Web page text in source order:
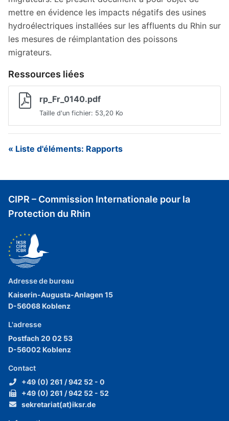
mettre en évidence les impacts négatifs des usines
hydroélectriques installées sur les affluents du Rhin sur
les mesures de réimplantation des poissons
migrateurs.
Ressources liées
rp_Fr_0140.pdf
Taille d'un fichier: 53,20 Ko
« Liste d'éléments: Rapports
CIPR – Commission Internationale pour la
Protection du Rhin
Adresse de bureau
Kaiserin-Augusta-Anlagen 15
D-56068 Koblenz
L'adresse
Postfach 20 02 53
D-56002 Koblenz
Contact
+49 (0) 261 / 942 52 - 0
+49 (0) 261 / 942 52 - 52
sekretariat(at)iksr.de